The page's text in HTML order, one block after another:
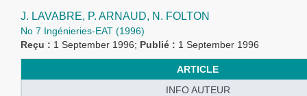
J. LAVABRE, P. ARNAUD, N. FOLTON
No 7 Ingénieries-EAT (1996)
Reçu : 1 September 1996; Publié : 1 September 1996
ARTICLE
INFO AUTEUR